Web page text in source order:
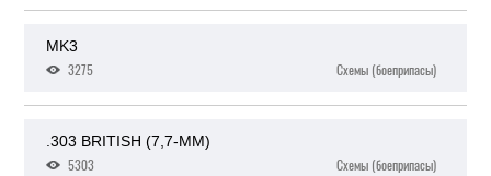
MK3
3275
Схемы (боеприпасы)
.303 BRITISH (7,7-ММ)
5303
Схемы (боеприпасы)